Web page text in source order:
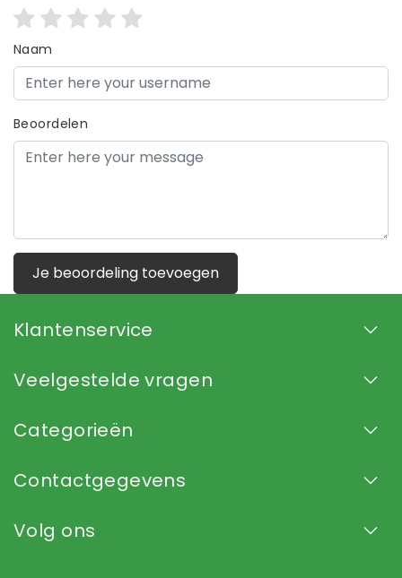
Naam
Beoordelen
Je beoordeling toevoegen
Klantenservice
Veelgestelde vragen
Categorieën
Contactgegevens
Volg ons